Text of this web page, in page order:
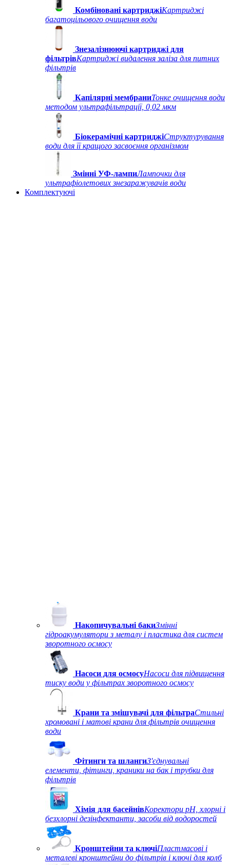
Комбіновані картриджіКартриджі
багатоцільового очищення води
Знезалізнюючі картриджі для
фільтрівКартриджі видалення заліза для питних
фільтрів
Капілярні мембраниТонке очищення води
методом ультрафільтрації, 0,02 мкм
Біокерамічні картриджіСтруктурування
води для її кращого засвоєння організмом
Змінні УФ-лампиЛампочки для
ультрафіолетових знезаражувачів води
Комплектуючі
Накопичувальні бакиЗмінні
гідроакумулятори з металу і пластика для систем
зворотного осмосу
Насоси для осмосуНасоси для підвищення
тиску води у фільтрах зворотного осмосу
Крани та змішувачі для фільтраСтильні
хромовані і матові крани для фільтрів очищення
води
Фітинги та шлангиЗ'єднувальні
елементи, фітинги, краники на бак і трубки для
фільтрів
Хімія для басейнівКоректори рН, хлорні і
безхлорні дезінфектанти, засоби від водоростей
Кронштейни та ключіПластмасові і
металеві кронштейни до фільтрів і ключі для колб